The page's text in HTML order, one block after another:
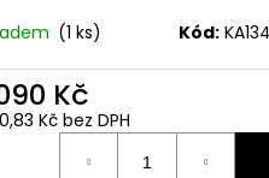
(1 ks) Kód:
Kč
Kč bez DPH
NÁHRADNÍ RGL -